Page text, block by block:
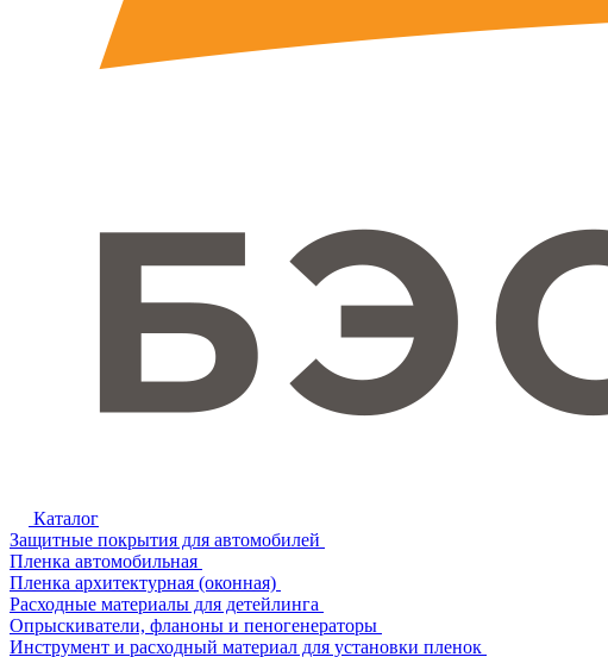
Каталог
Защитные покрытия для автомобилей
Пленка автомобильная
Пленка архитектурная (оконная)
Расходные материалы для детейлинга
Опрыскиватели, фланоны и пеногенераторы
Инструмент и расходный материал для установки пленок